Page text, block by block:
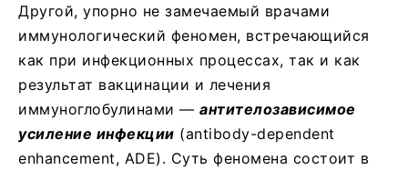
Другой, упорно не замечаемый врачами
иммунологический феномен, встречающийся
как при инфекционных процессах, так и как
результат вакцинации и лечения
иммуноглобулинами — антителозависимое
усиление инфекции (antibody-dependent
enhancement, ADE). Суть феномена состоит в